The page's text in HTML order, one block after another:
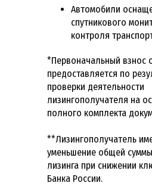
Автомобили
спутникового
контроля
*Первоначальный взнос
предоставляется по
проверки деятельности
лизингополучателя на
полного комплекта
**Лизингополучатель
уменьшение общей
лизинга при снижении
Банка России.